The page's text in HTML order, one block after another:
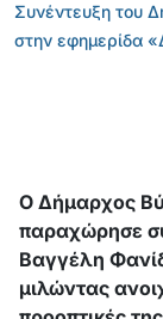
Συνέντευξη του
στην εφημερίδα
Ο Δήμαρχος
παραχώρησε
Βαγγέλη
μιλώντας